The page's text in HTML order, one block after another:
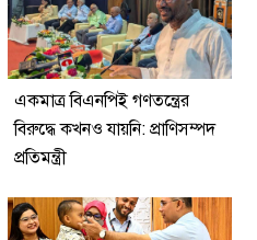
একমাত্র বিএনপিই গণতন্ত্রের
বিরুদ্ধে কখনও যায়নি: প্রাণিসম্পদ
প্রতিমন্ত্রী